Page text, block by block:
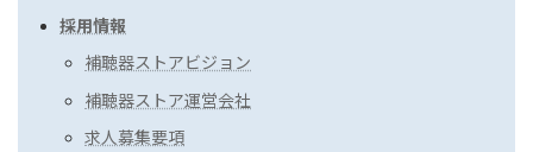
採用情報
補聴器ストアビジョン
補聴器ストア運営会社
求人募集要項